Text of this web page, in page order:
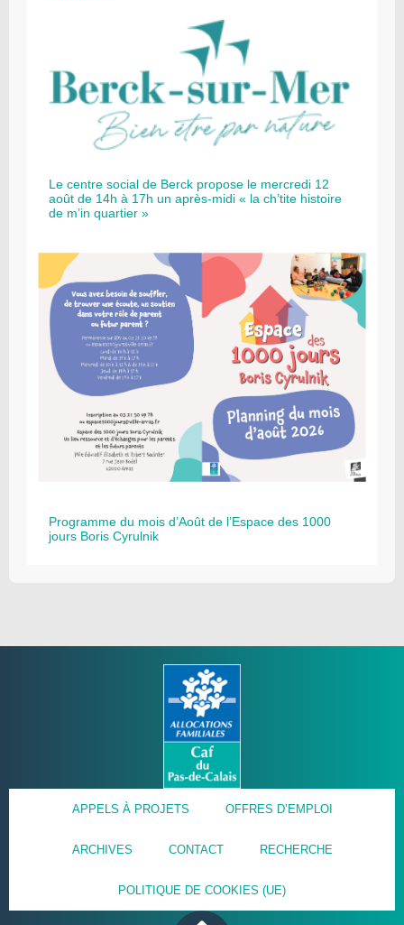
Le centre social de Berck propose le mercredi 12
août de 14h à 17h un après-midi « la ch’tite histoire
de m’in quartier »
Programme du mois d’Août de l’Espace des 1000
jours Boris Cyrulnik
APPELS À PROJETS OFFRES D’EMPLOI
ARCHIVES CONTACT RECHERCHE
POLITIQUE DE COOKIES (UE)